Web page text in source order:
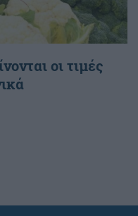
οι τιμές